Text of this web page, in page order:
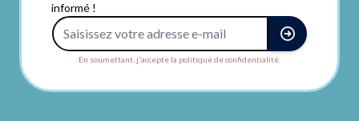
informé !
En soumettant, j'accepte la politique de confidentialité.